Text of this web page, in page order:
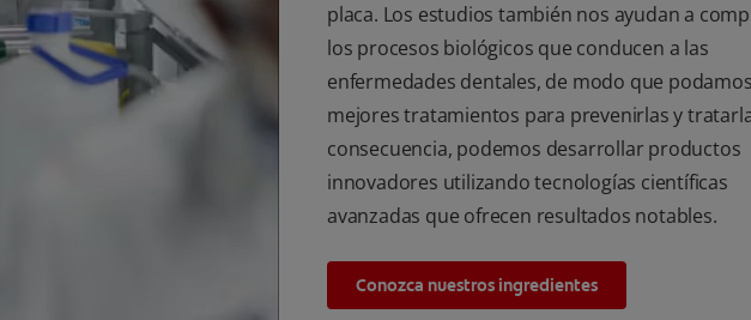
placa. Los estudios también nos ayudan a
los procesos biológicos que conducen a las
enfermedades dentales, de modo que
mejores tratamientos para prevenirlas y
consecuencia, podemos desarrollar productos
innovadores utilizando tecnologías científicas
avanzadas que ofrecen resultados notables.
Conozca nuestros ingredientes